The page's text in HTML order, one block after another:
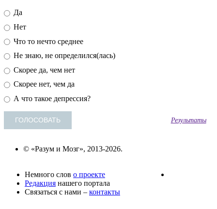
Да
Нет
Что то нечто среднее
Не знаю, не определился(лась)
Скорее да, чем нет
Скорее нет, чем да
А что такое депрессия?
Результаты
© «Разум и Мозг», 2013-2026.
Немного слов о проекте
Редакция нашего портала
Связаться с нами – контакты